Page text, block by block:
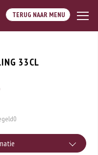
TERUG NAAR MENU
33CL
0